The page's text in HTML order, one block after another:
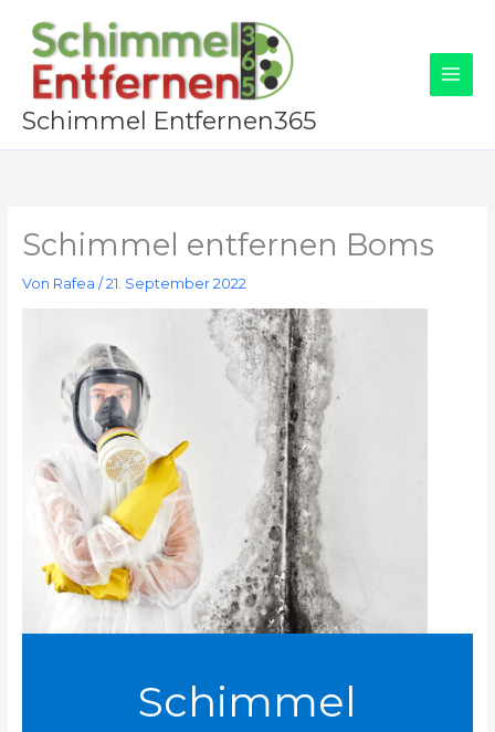
Inhalt
springen
Schimmel Entfernen365
Schimmel entfernen Boms
Von Rafea /21. September 2022
Schimmel